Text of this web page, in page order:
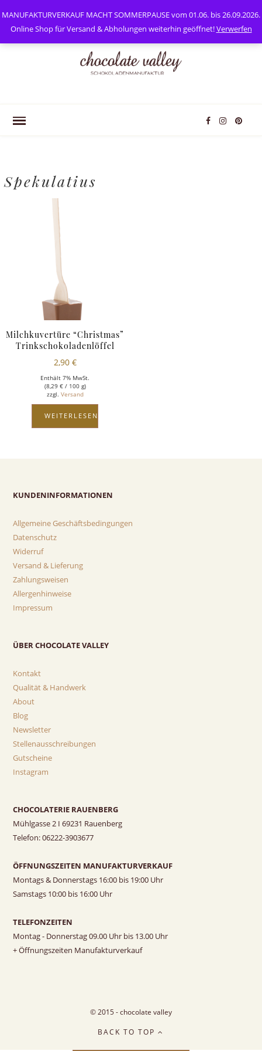
Mein Konto
Spekulatius
Milchkuvertüre “Christmas”
Trinkschokoladenlöffel
2,90 €
Enthält 7% MwSt.
(8,29 €/ 100 g)
zzgl. Versand
WEITERLESEN
KUNDENINFORMATIONEN
Allgemeine Geschäftsbedingungen
Datenschutz
Widerruf
Versand & Lieferung
Zahlungsweisen
Allergenhinweise
Impressum
ÜBER CHOCOLATE VALLEY
Kontakt
Qualität & Handwerk
About
Blog
Newsletter
Stellenausschreibungen
Gutscheine
Instagram
CHOCOLATERIE RAUENBERG
Mühlgasse 2 I 69231 Rauenberg
Telefon: 06222-3903677
ÖFFNUNGSZEITEN MANUFAKTURVERKAUF
Montags & Donnerstags 16:00 bis 19:00 Uhr
Samstags 10:00 bis 16:00 Uhr
TELEFONZEITEN
Montag - Donnerstag 09.00 Uhr bis 13.00 Uhr
+ Öffnungszeiten Manufakturverkauf
© 2015 - chocolate valley
BACK TO TOP
MANUFAKTURVERKAUF MACHT SOMMERPAUSE vom 01.06. bis 26.09.2026.
Online Shop für Versand & Abholungen weiterhin geöffnet!Verwerfen